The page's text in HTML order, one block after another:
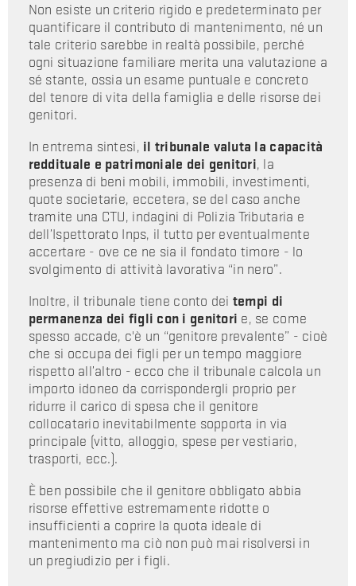
Non esiste un criterio rigido e predeterminato per
quantificare il contributo di mantenimento, né un
tale criterio sarebbe in realtà possibile, perché
ogni situazione familiare merita una valutazione a
sé stante, ossia un esame puntuale e concreto
del tenore di vita della famiglia e delle risorse dei
genitori.
In entrema sintesi, il tribunale valuta la capacità
reddituale e patrimoniale dei genitori, la
presenza di beni mobili, immobili, investimenti,
quote societarie, eccetera, se del caso anche
tramite una CTU, indagini di Polizia Tributaria e
dell’Ispettorato Inps, il tutto per eventualmente
accertare - ove ce ne sia il fondato timore - lo
svolgimento di attività lavorativa “in nero”.
Inoltre, il tribunale tiene conto dei tempi di
permanenza dei figli con i genitori e, se come
spesso accade, c'è un “genitore prevalente” - cioè
che si occupa dei figli per un tempo maggiore
rispetto all’altro - ecco che il tribunale calcola un
importo idoneo da corrispondergli proprio per
ridurre il carico di spesa che il genitore
collocatario inevitabilmente sopporta in via
principale (vitto, alloggio, spese per vestiario,
trasporti, ecc.).
È ben possibile che il genitore obbligato abbia
risorse effettive estremamente ridotte o
insufficienti a coprire la quota ideale di
mantenimento ma ciò non può mai risolversi in
un pregiudizio per i figli.